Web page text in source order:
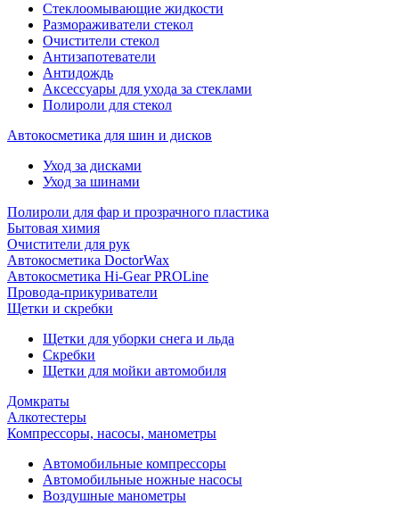
Стеклоомывающие жидкости
Размораживатели стекол
Очистители стекол
Антизапотеватели
Антидождь
Аксессуары для ухода за стеклами
Полироли для стекол
Автокосметика для шин и дисков
Уход за дисками
Уход за шинами
Полироли для фар и прозрачного пластика
Бытовая химия
Очистители для рук
Автокосметика DoctorWax
Автокосметика Hi-Gear PROLine
Провода-прикуриватели
Щетки и скребки
Щетки для уборки снега и льда
Скребки
Щетки для мойки автомобиля
Домкраты
Алкотестеры
Компрессоры, насосы, манометры
Автомобильные компрессоры
Автомобильные ножные насосы
Воздушные манометры